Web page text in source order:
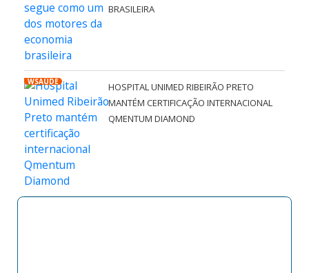
BRASILEIRA
WSAÚDE
HOSPITAL UNIMED RIBEIRÃO PRETO
MANTÉM CERTIFICAÇÃO INTERNACIONAL
QMENTUM DIAMOND